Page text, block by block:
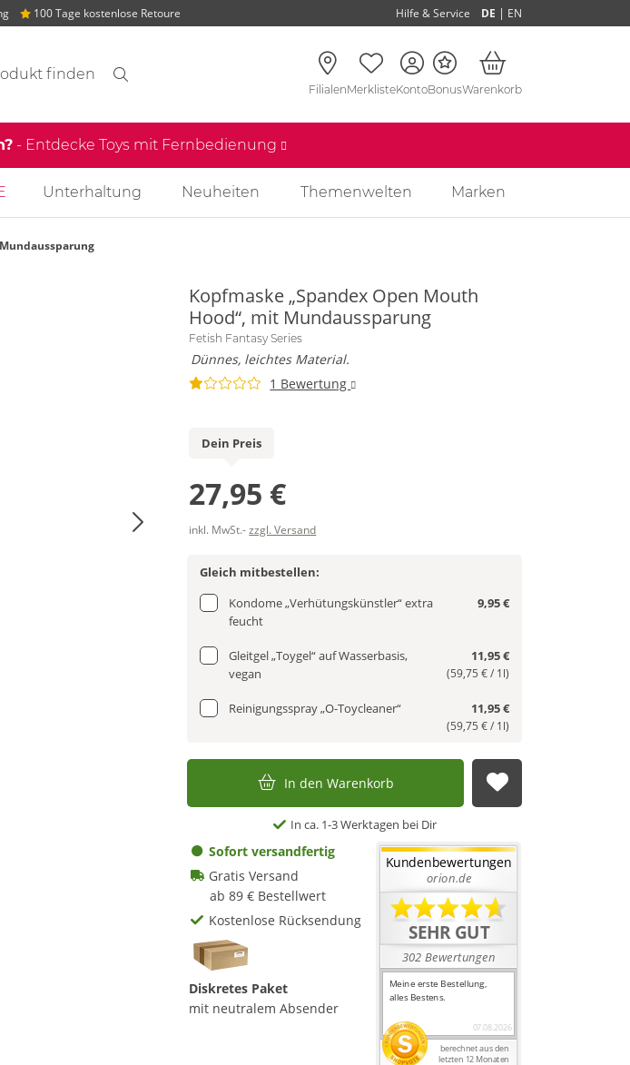
100 Tage kostenlose Retoure Hilfe & Service DE | EN
FilialenMerklisteKontoBonusWarenkorb
- Entdecke Toys mit Fernbedienung
Unterhaltung Neuheiten Themenwelten Marken
Kopfmaske „Spandex Open Mouth
Hood“, mit Mundaussparung
Fetish Fantasy Series
Dünnes, leichtes Material.
1 Bewertung
Dein Preis
27,95 €
inkl. MwSt.-zzgl. Versand
Gleich mitbestellen:
Kondome „Verhütungskünstler“ extra
feucht
9,95 €
Gleitgel „Toygel“ auf Wasserbasis,
vegan
11,95 €
(59,75 € / 1l)
Reinigungsspray „O-Toycleaner“ 11,95 €
(59,75 € / 1l)
In den Warenkorb Auf die
In ca. 1-3 Werktagen bei Dir
Sofort versandfertig
Gratis Versand
ab 89 € Bestellwert
Kostenlose Rücksendung
Diskretes Paket
mit neutralem Absender